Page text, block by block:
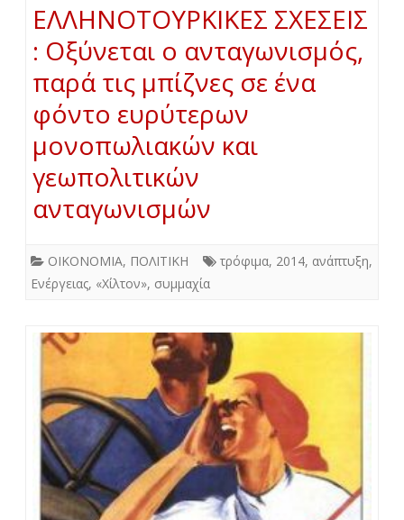
ΕΛΛΗΝΟΤΟΥΡΚΙΚΕΣ ΣΧΕΣΕΙΣ
: Οξύνεται ο ανταγωνισμός,
παρά τις μπίζνες σε ένα
φόντο ευρύτερων
μονοπωλιακών και
γεωπολιτικών
ανταγωνισμών
ΟΙΚΟΝΟΜΙΑ, ΠΟΛΙΤΙΚΗ τρόφιμα, 2014, ανάπτυξη,
Ενέργειας, «Χίλτον», συμμαχία